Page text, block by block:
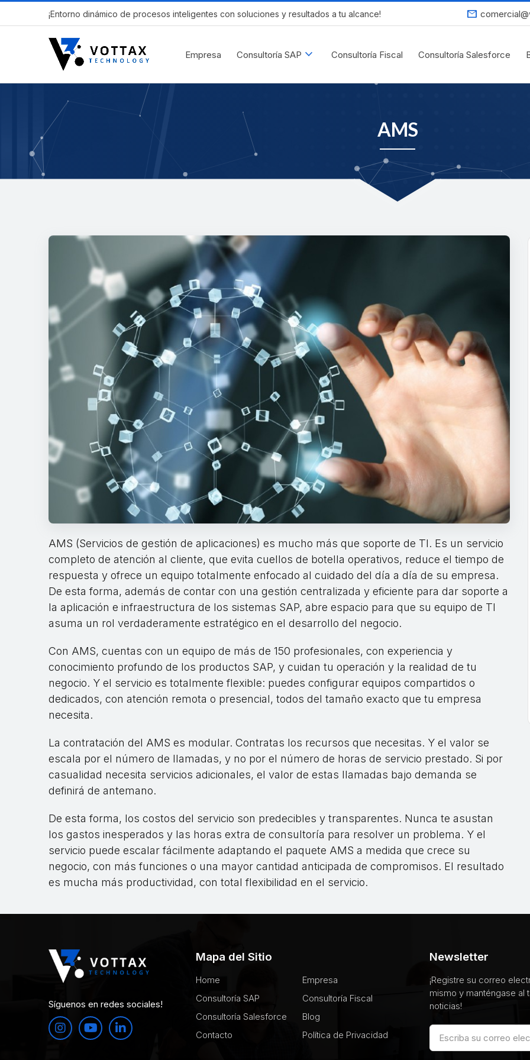
¡Entorno dinámico de procesos inteligentes con soluciones y resultados a tu alcance! mail
Empresa Consultoría SAP expand_more Consultoría Fiscal Consultoría Salesforce
AMS
AMS (Servicios de gestión de aplicaciones) es mucho más que soporte de TI. Es un servicio
completo de atención al cliente, que evita cuellos de botella operativos, reduce el tiempo de
respuesta y ofrece un equipo totalmente enfocado al cuidado del día a día de su empresa.
De esta forma, además de contar con una gestión centralizada y eficiente para dar soporte a
la aplicación e infraestructura de los sistemas SAP, abre espacio para que su equipo de TI
asuma un rol verdaderamente estratégico en el desarrollo del negocio.
Con AMS, cuentas con un equipo de más de 150 profesionales, con experiencia y
conocimiento profundo de los productos SAP, y cuidan tu operación y la realidad de tu
negocio. Y el servicio es totalmente flexible: puedes configurar equipos compartidos o
dedicados, con atención remota o presencial, todos del tamaño exacto que tu empresa
necesita.
La contratación del AMS es modular. Contratas los recursos que necesitas. Y el valor se
escala por el número de llamadas, y no por el número de horas de servicio prestado. Si por
casualidad necesita servicios adicionales, el valor de estas llamadas bajo demanda se
definirá de antemano.
De esta forma, los costos del servicio son predecibles y transparentes. Nunca te asustan
los gastos inesperados y las horas extra de consultoría para resolver un problema. Y el
servicio puede escalar fácilmente adaptando el paquete AMS a medida que crece su
negocio, con más funciones o una mayor cantidad anticipada de compromisos. El resultado
es mucha más productividad, con total flexibilidad en el servicio.
Síguenos en redes sociales!
Mapa del Sitio
Home
Empresa
Consultoría SAP
Consultoría Fiscal
Consultoría Salesforce
Blog
Contacto
Política de Privacidad
Newsletter
¡Registre su correo
mismo y manténgase al
noticias!